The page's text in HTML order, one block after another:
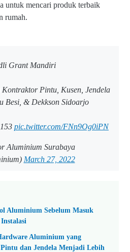
untuk mencari produk terbaik
rumah.
Grant Mandiri
Pintu, Kusen, Jendela
Besi, & Dekkson Sidoarjo
pic.twitter.com/FNn9Og0iPN
Aluminium Surabaya
March 27, 2022
Aluminium Sebelum Masuk
Aluminium yang
dan Jendela Menjadi Lebih